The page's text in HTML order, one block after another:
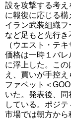
設を攻撃する考
に報復に応じる
イラン武装組織
など足もと先行き
（ウエスト・テ
価格は一時１バ
に浮上した。こ
え、買いが手控
ファベット＜
いた。発表後、
している。ポジ
市場では朝方から